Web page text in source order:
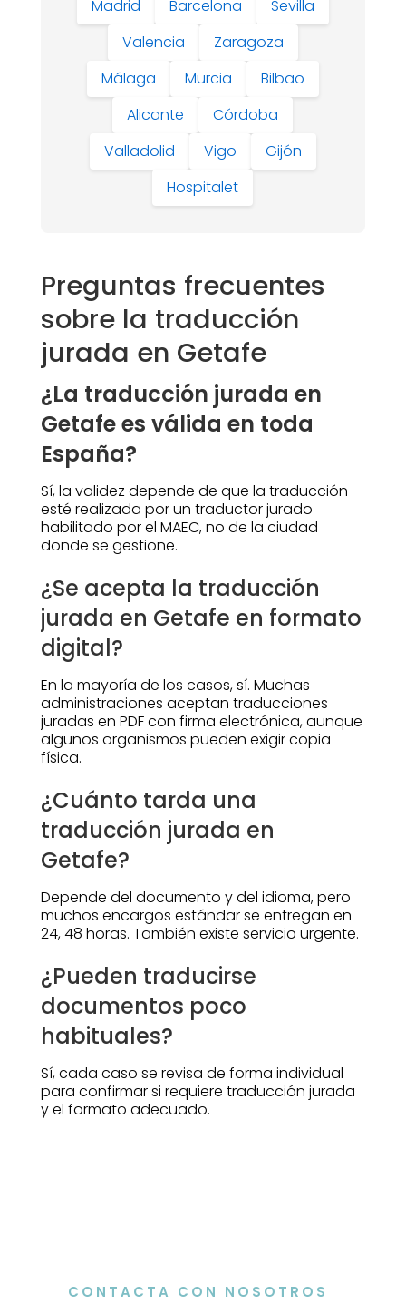
Madrid Barcelona
Sevilla
Valencia
Zaragoza
Málaga
Murcia
Bilbao
Alicante
Córdoba
Valladolid
Vigo
Gijón
Hospitalet
Preguntas frecuentes
sobre la traducción
jurada en Getafe
¿La traducción jurada en
Getafe es válida en toda
España?
Sí, la validez depende de que la traducción
esté realizada por un traductor jurado
habilitado por el MAEC, no de la ciudad
donde se gestione.
¿Se acepta la traducción
jurada en Getafe en formato
digital?
En la mayoría de los casos, sí. Muchas
administraciones aceptan traducciones
juradas en PDF con firma electrónica, aunque
algunos organismos pueden exigir copia
física.
¿Cuánto tarda una
traducción jurada en
Getafe?
Depende del documento y del idioma, pero
muchos encargos estándar se entregan en
24, 48 horas. También existe servicio urgente.
¿Pueden traducirse
documentos poco
habituales?
Sí, cada caso se revisa de forma individual
para confirmar si requiere traducción jurada
y el formato adecuado.
CONTACTA CON NOSOTROS